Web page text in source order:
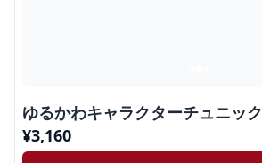
ゆるかわキャラクターチュニック
¥3,160